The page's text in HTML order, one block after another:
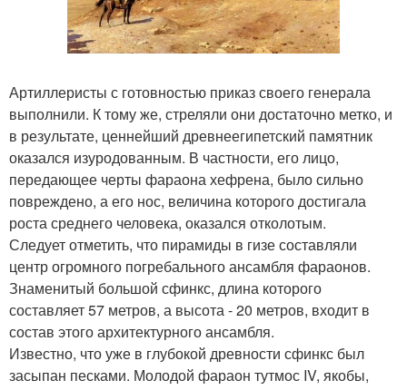
Артиллеристы с готовностью приказ своего генерала
выполнили. К тому же, стреляли они достаточно метко, и
в результате, ценнейший древнеегипетский памятник
оказался изуродованным. В частности, его лицо,
передающее черты фараона хефрена, было сильно
повреждено, а его нос, величина которого достигала
роста среднего человека, оказался отколотым.
Следует отметить, что пирамиды в гизе составляли
центр огромного погребального ансамбля фараонов.
Знаменитый большой сфинкс, длина которого
составляет 57 метров, а высота - 20 метров, входит в
состав этого архитектурного ансамбля.
Известно, что уже в глубокой древности сфинкс был
засыпан песками. Молодой фараон тутмос IV, якобы,